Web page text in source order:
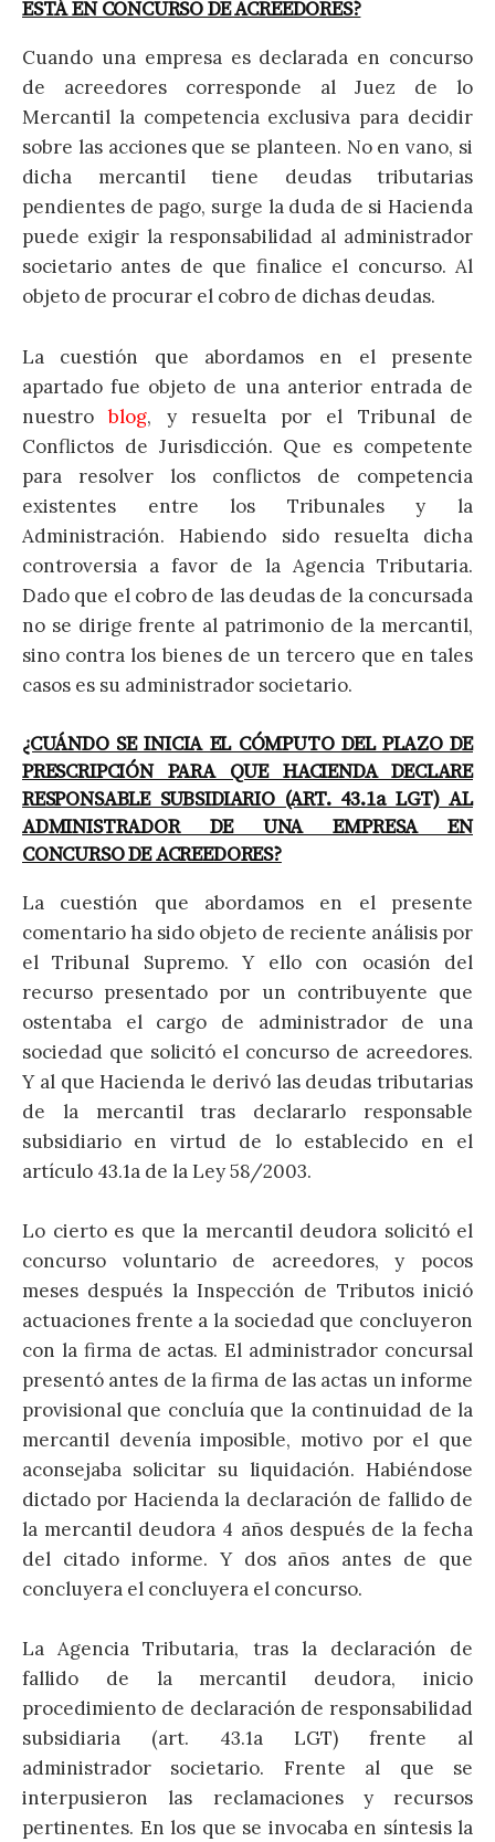
ESTÁ EN CONCURSO DE ACREEDORES?
Cuando una empresa es declarada en concurso
de acreedores corresponde al Juez de lo
Mercantil la competencia exclusiva para decidir
sobre las acciones que se planteen. No en vano, si
dicha mercantil tiene deudas tributarias
pendientes de pago, surge la duda de si Hacienda
puede exigir la responsabilidad al administrador
societario antes de que finalice el concurso. Al
objeto de procurar el cobro de dichas deudas.
La cuestión que abordamos en el presente
apartado fue objeto de una anterior entrada de
nuestroblog, y resuelta por el Tribunal de
Conflictos de Jurisdicción. Que es competente
para resolver los conflictos de competencia
existentes entre los Tribunales y la
Administración. Habiendo sido resuelta dicha
controversia a favor de la Agencia Tributaria.
Dado que el cobro de las deudas de la concursada
no se dirige frente al patrimonio de la mercantil,
sino contra los bienes de un tercero que en tales
casos es su administrador societario.
¿CUÁNDO SE INICIA EL CÓMPUTO DEL PLAZO DE
PRESCRIPCIÓN PARA QUE HACIENDA DECLARE
RESPONSABLE SUBSIDIARIO (ART. 43.1a LGT) AL
ADMINISTRADOR DE UNA EMPRESA EN
CONCURSO DE ACREEDORES?
La cuestión que abordamos en el presente
comentario ha sido objeto de reciente análisis por
el Tribunal Supremo. Y ello con ocasión del
recurso presentado por un contribuyente que
ostentaba el cargo de administrador de una
sociedad que solicitó el concurso de acreedores.
Y al que Hacienda le derivó las deudas tributarias
de la mercantil tras declararlo responsable
subsidiario en virtud de lo establecido en el
artículo 43.1a de la Ley 58/2003.
Lo cierto es que la mercantil deudora solicitó el
concurso voluntario de acreedores, y pocos
meses después la Inspección de Tributos inició
actuaciones frente a la sociedad que concluyeron
con la firma de actas. El administrador concursal
presentó antes de la firma de las actas un informe
provisional que concluía que la continuidad de la
mercantil devenía imposible, motivo por el que
aconsejaba solicitar su liquidación. Habiéndose
dictado por Hacienda la declaración de fallido de
la mercantil deudora 4 años después de la fecha
del citado informe. Y dos años antes de que
concluyera el concluyera el concurso.
La Agencia Tributaria, tras la declaración de
fallido de la mercantil deudora, inicio
procedimiento de declaración de responsabilidad
subsidiaria (art. 43.1a LGT) frente al
administrador societario. Frente al que se
interpusieron las reclamaciones y recursos
pertinentes. En los que se invocaba en síntesis la